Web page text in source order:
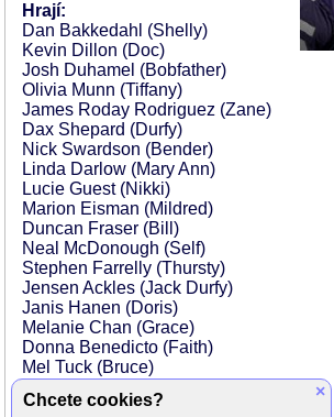
Hrají:
Dan Bakkedahl (Shelly)
Kevin Dillon (Doc)
Josh Duhamel (Bobfather)
Olivia Munn (Tiffany)
James Roday Rodriguez (Zane)
Dax Shepard (Durfy)
Nick Swardson (Bender)
Linda Darlow (Mary Ann)
Lucie Guest (Nikki)
Marion Eisman (Mildred)
Duncan Fraser (Bill)
Neal McDonough (Self)
Stephen Farrelly (Thursty)
Jensen Ackles (Jack Durfy)
Janis Hanen (Doris)
Melanie Chan (Grace)
Donna Benedicto (Faith)
Mel Tuck (Bruce)
Hannah Zirke (Little Girl)
×
Chcete cookies?